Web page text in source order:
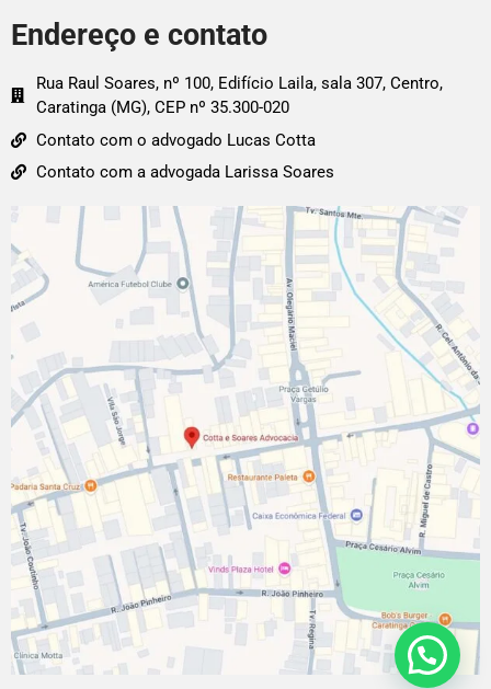
Endereço e contato
Rua Raul Soares, nº 100, Edifício Laila, sala 307, Centro,
Caratinga (MG), CEP nº 35.300-020
Contato com o advogado Lucas Cotta
Contato com a advogada Larissa Soares